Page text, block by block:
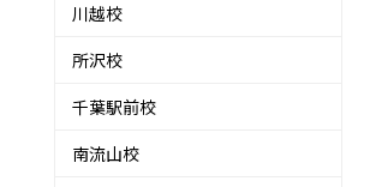
川越校
所沢校
千葉駅前校
南流山校